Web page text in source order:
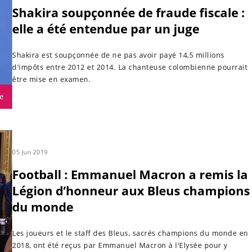
Shakira soupçonnée de fraude fiscale :
elle a été entendue par un juge
Shakira est soupçonnée de ne pas avoir payé 14,5 millions
d'impôts entre 2012 et 2014. La chanteuse colombienne pourrait
être mise en examen.
05 Jun 2019
Football : Emmanuel Macron a remis la
Légion d’honneur aux Bleus champions
du monde
Les joueurs et le staff des Bleus, sacrés champions du monde en
2018, ont été reçus par Emmanuel Macron à l'Elysée pour y